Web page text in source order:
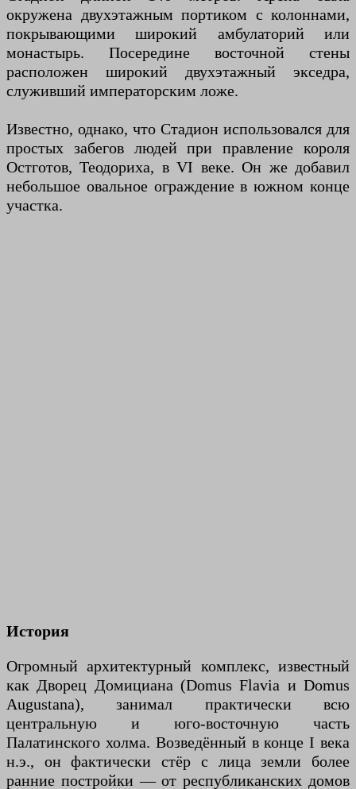
окружена двухэтажным портиком с колоннами,
покрывающими широкий амбулаторий или
монастырь. Посередине восточной стены
расположен широкий двухэтажный экседра,
служивший императорским ложе.
Известно, однако, что Стадион использовался для
простых забегов людей при правление короля
Остготов, Теодориха, в VI веке. Он же добавил
небольшое овальное ограждение в южном конце
участка.
История
Огромный архитектурный комплекс, известный
как Дворец Домициана (Domus Flavia и Domus
Augustana), занимал практически всю
центральную и юго-восточную часть
Палатинского холма. Возведённый в конце I века
н.э., он фактически стёр с лица земли более
ранние постройки — от республиканских домов